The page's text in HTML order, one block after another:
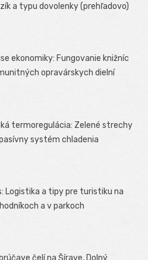
a typu dovolenky (prehľadovo)
ekonomiky: Fungovanie knižníc
opravárskych dielní
termoregulácia: Zelené strechy
systém chladenia
Logistika a tipy pre turistiku na
a v parkoch
čelí na Šírave, Dolný